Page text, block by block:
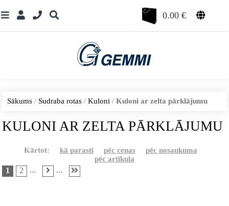
0.00€
Sākums / Sudraba rotas /Kuloni /Kuloni ar zelta pārklājumu
KULONI AR ZELTA PĀRKLĀJUMU
Kārtot: kā parasti pēc cenas
pēc nosaukuma
pēc artīkula
1 2 ... ...